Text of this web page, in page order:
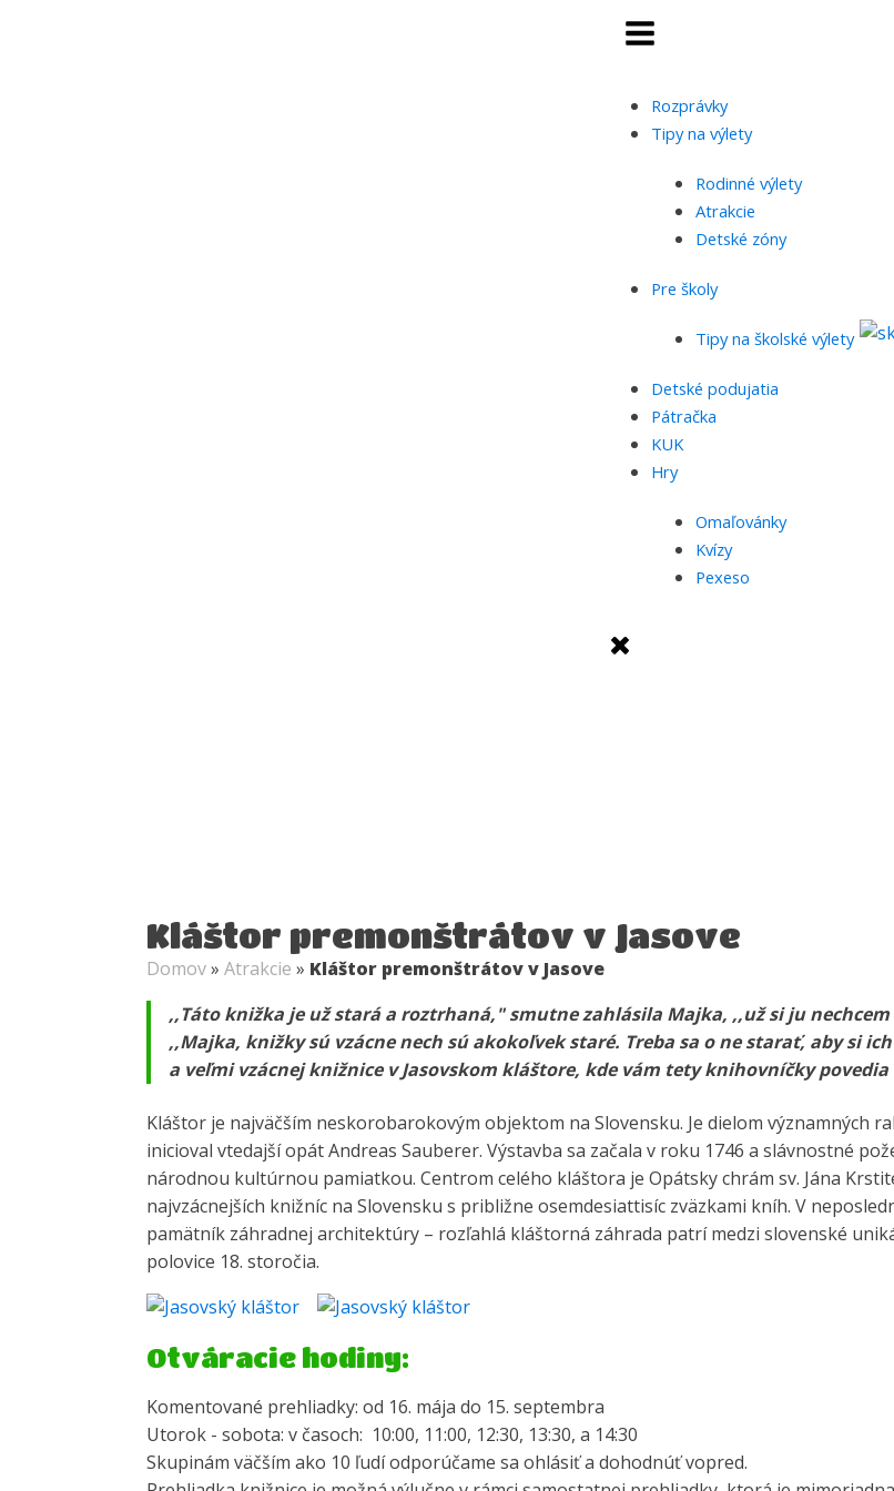
Rozprávky
Tipy na výlety
Rodinné výlety
Atrakcie
Detské zóny
Pre školy
Tipy na školské výlety
Detské podujatia
Pátračka
KUK
Hry
Omaľovánky
Kvízy
Pexeso
Kláštor premonštrátov v Jasove
Domov» Atrakcie » Kláštor premonštrátov v Jasove
,,Táto knižka je už stará a roztrhaná," smutne zahlásila Majka, ,,už si ju
,,Majka, knižky sú vzácne nech sú akokoľvek staré. Treba sa o ne starať, aby si
a veľmi vzácnej knižnice v Jasovskom kláštore, kde vám tety knihovníčky
Kláštor je najväčším neskorobarokovým objektom na Slovensku. Je dielom významných
inicioval vtedajší opát Andreas Sauberer. Výstavba sa začala v roku 1746 a slávnostné
národnou kultúrnou pamiatkou. Centrom celého kláštora je Opátsky chrám sv. Jána
najvzácnejších knižníc na Slovensku s približne osemdesiattisíc zväzkami kníh. V
pamätník záhradnej architektúry – rozľahlá kláštorná záhrada patrí medzi slovenské
polovice 18. storočia.
Otváracie hodiny:
Komentované prehliadky: od 16. mája do 15. septembra
Utorok - sobota: v časoch: 10:00, 11:00, 12:30, 13:30, a 14:30
Skupinám väčším ako 10 ľudí odporúčame sa ohlásiť a dohodnúť vopred.